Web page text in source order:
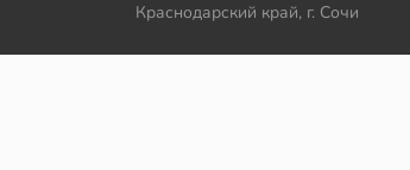
Краснодарский край, г. Сочи